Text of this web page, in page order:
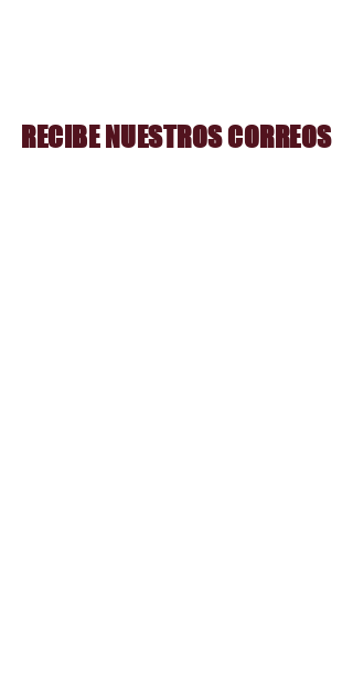
RECIBE NUESTROS CORREOS